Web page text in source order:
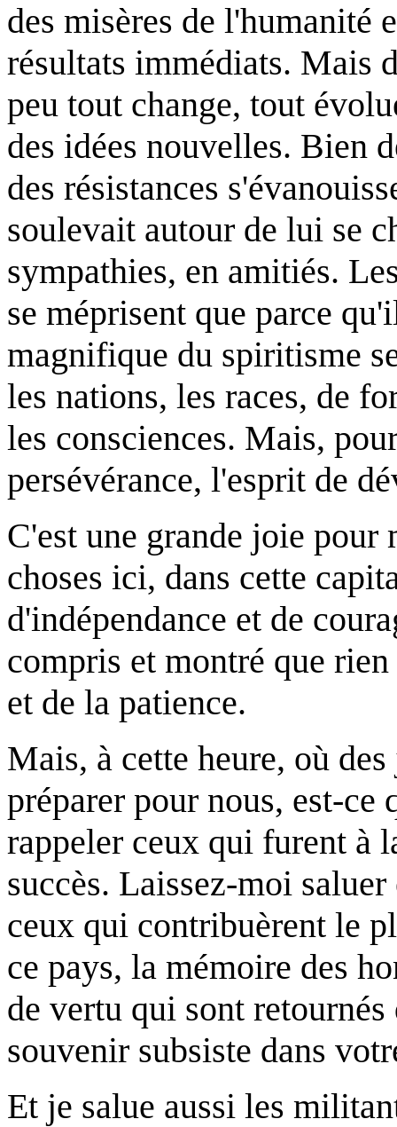
des misères de l'humanité
résultats immédiats. Mais
peu tout change, tout
des idées nouvelles. Bien
des résistances
soulevait autour de lui se
sympathies, en amitiés.
se méprisent que parce
magnifique du spiritisme
les nations, les races, de
les consciences. Mais,
persévérance, l'esprit de
C'est une grande joie
choses ici, dans cette
d'indépendance et de
compris et montré que
et de la patience.
Mais, à cette heure, où
préparer pour nous, est-ce
rappeler ceux qui furent à
succès. Laissez-moi
ceux qui contribuèrent le
ce pays, la mémoire des
de vertu qui sont
souvenir subsiste dans
Et je salue aussi les